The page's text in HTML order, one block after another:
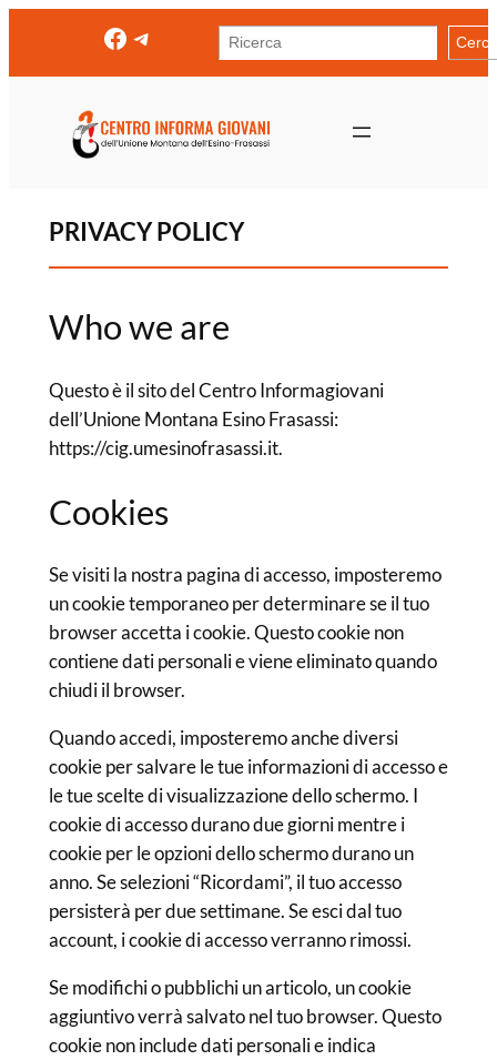
contenuto
Facebook
TelegramCerca Cerca
PRIVACY POLICY
Who we are
Questo è il sito del Centro Informagiovani
dell’Unione Montana Esino Frasassi:
https://cig.umesinofrasassi.it.
Cookies
Se visiti la nostra pagina di accesso, imposteremo
un cookie temporaneo per determinare se il tuo
browser accetta i cookie. Questo cookie non
contiene dati personali e viene eliminato quando
chiudi il browser.
Quando accedi, imposteremo anche diversi
cookie per salvare le tue informazioni di accesso e
le tue scelte di visualizzazione dello schermo. I
cookie di accesso durano due giorni mentre i
cookie per le opzioni dello schermo durano un
anno. Se selezioni “Ricordami”, il tuo accesso
persisterà per due settimane. Se esci dal tuo
account, i cookie di accesso verranno rimossi.
Se modifichi o pubblichi un articolo, un cookie
aggiuntivo verrà salvato nel tuo browser. Questo
cookie non include dati personali e indica